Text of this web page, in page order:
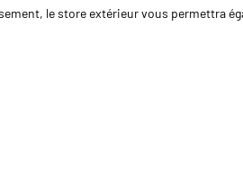
le store extérieur vous permettra